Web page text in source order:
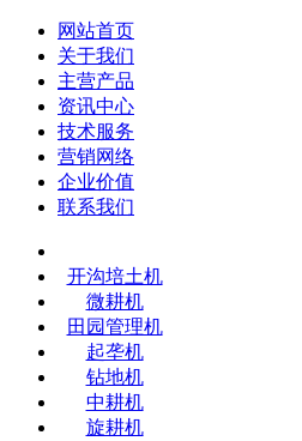
网站首页
关于我们
主营产品
资讯中心
技术服务
营销网络
企业价值
联系我们
开沟培土机
微耕机
田园管理机
起垄机
钻地机
中耕机
旋耕机